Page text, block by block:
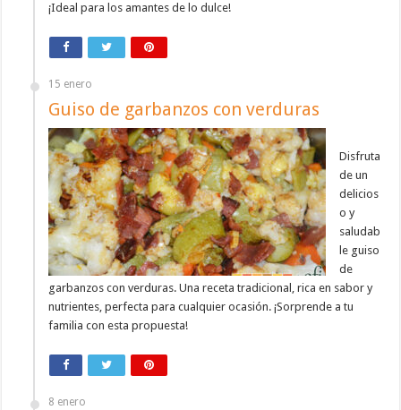
¡Ideal para los amantes de lo dulce!
15 enero
Guiso de garbanzos con verduras
Disfruta
de un
delicios
o y
saludab
le guiso
de
garbanzos con verduras. Una receta tradicional, rica en sabor y
nutrientes, perfecta para cualquier ocasión. ¡Sorprende a tu
familia con esta propuesta!
8 enero